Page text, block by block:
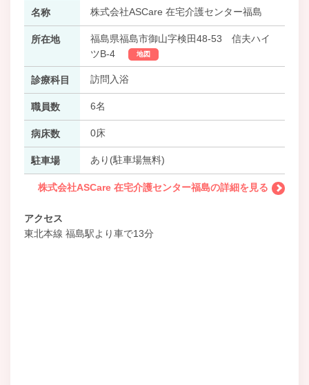
名称 株式会社ASCare 在宅介護センター福島
所在地
福島県福島市御山字検田48-53 信夫ハイ
ツB-4
地図
診療科目 訪問入浴
職員数 6名
病床数 0床
駐車場 あり(駐車場無料)
株式会社ASCare 在宅介護センター福島の詳細を見る
アクセス
東北本線 福島駅より車で13分